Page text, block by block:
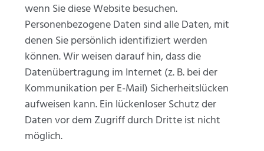
wenn Sie diese Website besuchen.
Personenbezogene Daten sind alle Daten, mit
denen Sie persönlich identifiziert werden
können. Wir weisen darauf hin, dass die
Datenübertragung im Internet (z. B. bei der
Kommunikation per E-Mail) Sicherheitslücken
aufweisen kann. Ein lückenloser Schutz der
Daten vor dem Zugriff durch Dritte ist nicht
möglich.